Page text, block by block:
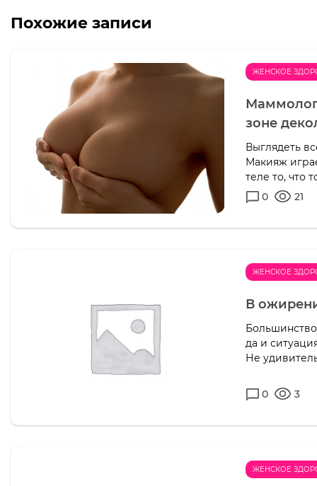
Похожие записи
ЖЕНСКОЕ
зоне
Выглядеть
Макияж
теле то, что
0
21
ЖЕНСКОЕ
В
да и
Не
0 3
ЖЕНСКОЕ